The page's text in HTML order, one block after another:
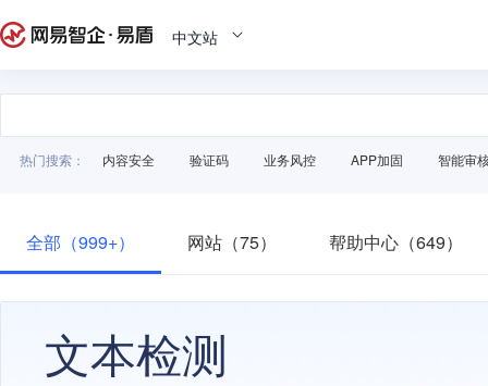
中文站
热门搜索： 内容安全 验证码 业务风控 APP加固 智能审
全部（999+） 网站（75） 帮助中心（649）
文本检测